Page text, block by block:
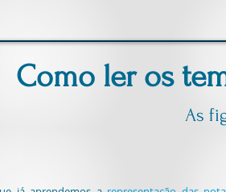
Como ler os
As